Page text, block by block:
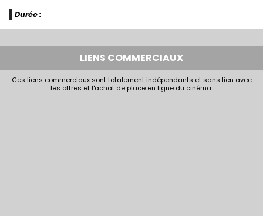
Durée :
LIENS COMMERCIAUX
Ces liens commerciaux sont totalement indépendants et sans lien avec
les offres et l'achat de place en ligne du cinéma.